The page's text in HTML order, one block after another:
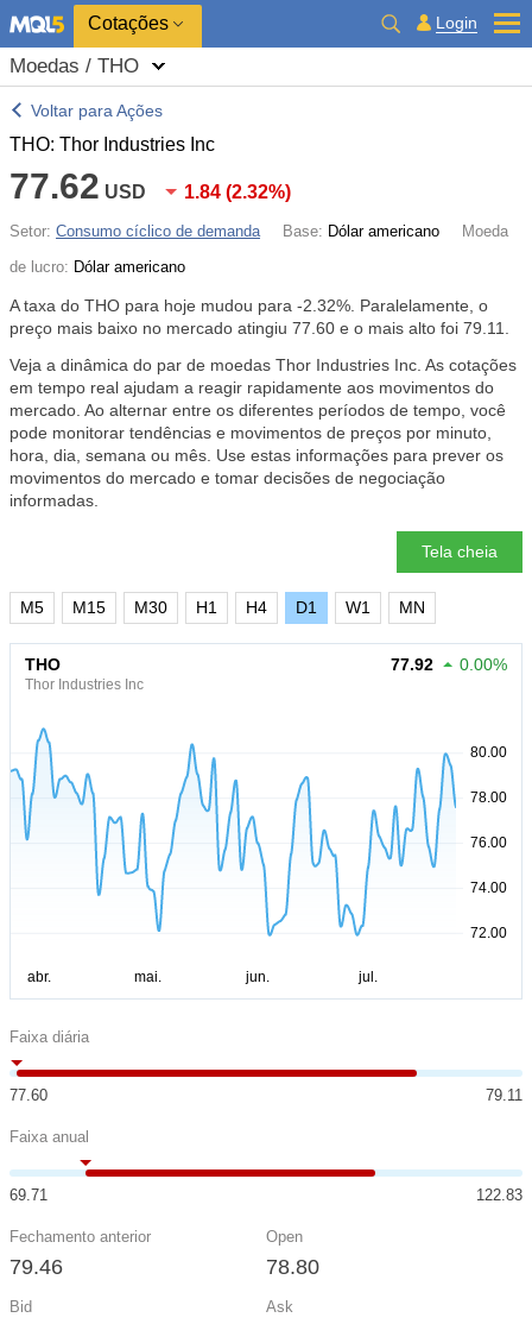
Cotações Login
Moedas / THO
Voltar para Ações
THO: Thor Industries Inc
77.62 USD 1.84 (2.32%)
Setor: Consumo cíclico de demanda Base: Dólar americano
Moeda
de lucro: Dólar americano
A taxa do THO para hoje mudou para -2.32% . Paralelamente, o
preço mais baixo no mercado atingiu 77.60 e o mais alto foi 79.11.
Veja a dinâmica do par de moedas Thor Industries Inc. As cotações
em tempo real ajudam a reagir rapidamente aos movimentos do
mercado. Ao alternar entre os diferentes períodos de tempo, você
pode monitorar tendências e movimentos de preços por minuto,
hora, dia, semana ou mês. Use estas informações para prever os
movimentos do mercado e tomar decisões de negociação
informadas.
Tela cheia
M5 M15 M30 H1 H4 D1 W1 MN
THO
Thor Industries Inc
77.92 0.00%
Faixa diária
77.60 79.11
Faixa anual
69.71 122.83
Fechamento anterior
79.46
Open
78.80
Bid Ask